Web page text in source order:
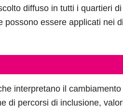
diffuso in tutti i quartieri
possono essere applicati nei
interpretano il
di percorsi di inclusione,